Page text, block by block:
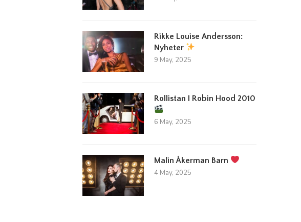
Rikke Louise Andersson:
Nyheter
9 May, 2025
Rollistan I Robin Hood 2010
6 May, 2025
Malin Åkerman Barn
4 May, 2025